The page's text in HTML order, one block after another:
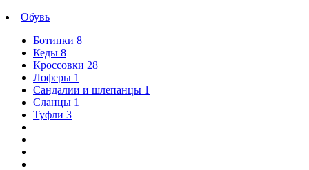
Обувь
Ботинки 8
Кеды 8
Кроссовки 28
Лоферы 1
Сандалии и шлепанцы 1
Сланцы 1
Туфли 3